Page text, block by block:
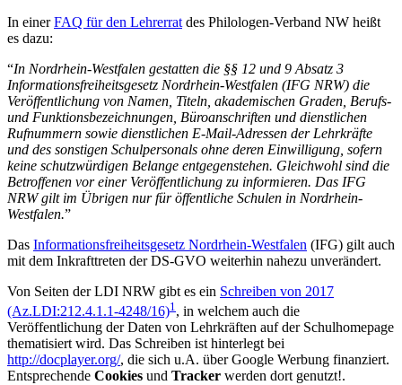
In einerFAQ für den Lehrerrat des Philologen-Verband NW heißt
es dazu:
“In Nordrhein-Westfalen gestatten die §§ 12 und 9 Absatz 3
Informationsfreiheitsgesetz Nordrhein-Westfalen (IFG NRW) die
Veröffentlichung von Namen, Titeln, akademischen Graden, Berufs-
und Funktionsbezeichnungen, Büroanschriften und dienstlichen
Rufnummern sowie dienstlichen E-Mail-Adressen der Lehrkräfte
und des sonstigen Schulpersonals ohne deren Einwilligung, sofern
keine schutzwürdigen Belange entgegenstehen. Gleichwohl sind die
Betroffenen vor einer Veröffentlichung zu informieren. Das IFG
NRW gilt im Übrigen nur für öffentliche Schulen in Nordrhein-
Westfalen.”
Das Informationsfreiheitsgesetz Nordrhein-Westfalen (IFG) gilt auch
mit dem Inkrafttreten der DS-GVO weiterhin nahezu unverändert.
Von Seiten der LDI NRW gibt es ein Schreiben von 2017
(Az.LDI:212.4.1.1-4248/16)1 , in welchem auch die
Veröffentlichung der Daten von Lehrkräften auf der Schulhomepage
thematisiert wird. Das Schreiben ist hinterlegt bei
http://docplayer.org/, die sich u.A. über Google Werbung finanziert.
Entsprechende Cookies und Tracker werden dort genutzt!.